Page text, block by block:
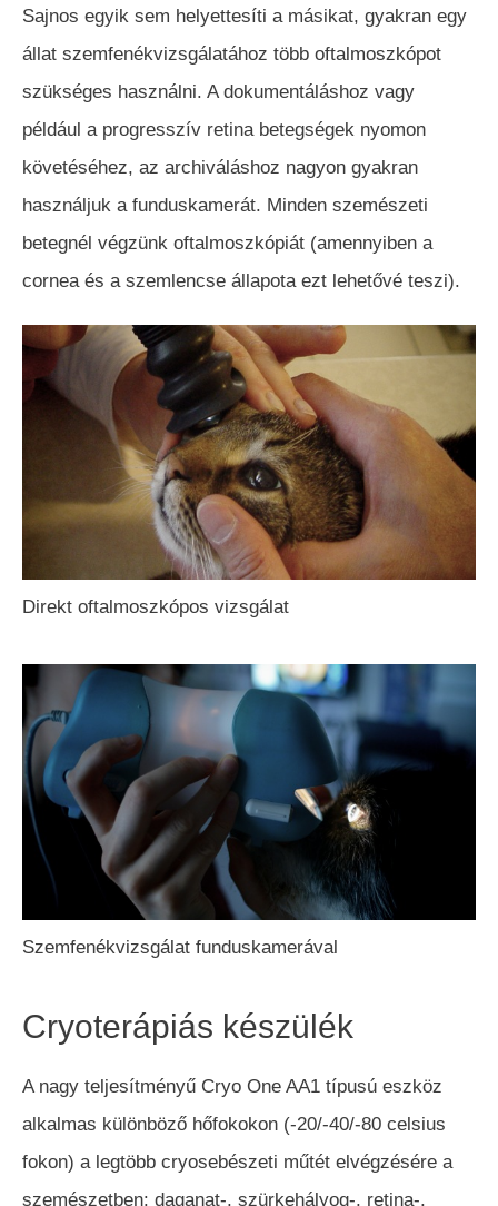
Sajnos egyik sem helyettesíti a másikat, gyakran egy
állat szemfenékvizsgálatához több oftalmoszkópot
szükséges használni. A dokumentáláshoz vagy
például a progresszív retina betegségek nyomon
követéséhez, az archiváláshoz nagyon gyakran
használjuk a funduskamerát. Minden szemészeti
betegnél végzünk oftalmoszkópiát (amennyiben a
cornea és a szemlencse állapota ezt lehetővé teszi).
Direkt oftalmoszkópos vizsgálat
Szemfenékvizsgálat funduskamerával
Cryoterápiás készülék
A nagy teljesítményű Cryo One AA1 típusú eszköz
alkalmas különböző hőfokokon (-20/-40/-80 celsius
fokon) a legtöbb cryosebészeti műtét elvégzésére a
szemészetben: daganat-, szürkehályog-, retina-,